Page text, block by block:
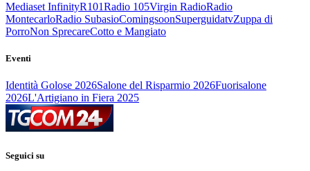
Mediaset InfinityR101Radio 105Virgin RadioRadio
MontecarloRadio SubasioComingsoonSuperguidatvZuppa di
PorroNon SprecareCotto e Mangiato
Eventi
Identità Golose 2026Salone del Risparmio 2026Fuorisalone
2026L'Artigiano in Fiera 2025
Seguici su